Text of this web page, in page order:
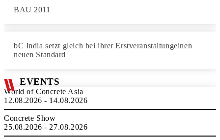
BAU 2011
bC India setzt gleich bei ihrer Erstveranstaltungeinen
neuen Standard
EVENTS
World of Concrete Asia
12.08.2026 - 14.08.2026
Concrete Show
25.08.2026 - 27.08.2026